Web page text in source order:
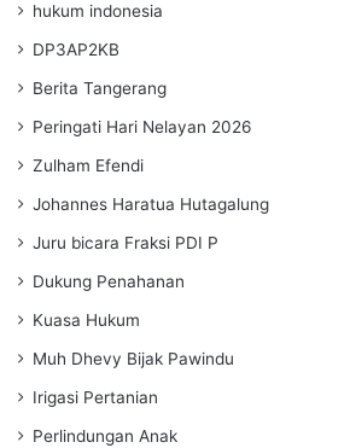
hukum indonesia
DP3AP2KB
Berita Tangerang
Peringati Hari Nelayan 2026
Zulham Efendi
Johannes Haratua Hutagalung
Juru bicara Fraksi PDI P
Dukung Penahanan
Kuasa Hukum
Muh Dhevy Bijak Pawindu
Irigasi Pertanian
Perlindungan Anak